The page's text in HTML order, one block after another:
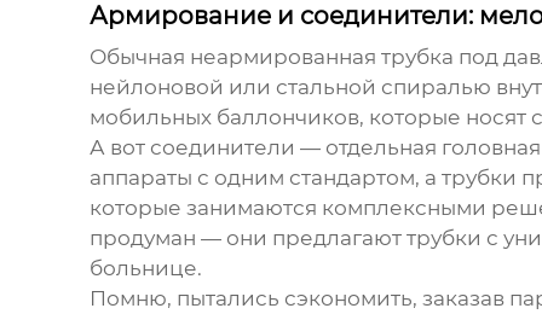
Армирование и соединители:
Обычная неармированная трубка под
нейлоновой или стальной спиралью
мобильных баллончиков, которые
А вот соединители — отдельная
аппараты с одним стандартом, а трубки
которые занимаются комплексными
продуман — они предлагают трубки с
больнице.
Помню, пытались сэкономить, заказав